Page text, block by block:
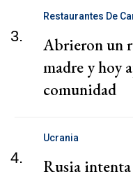
3.
Restaurantes De
Abrieron un
madre y hoy
comunidad
4.
Ucrania
Rusia